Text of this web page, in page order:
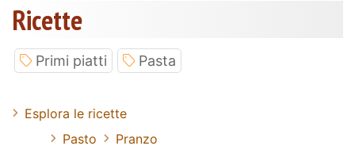
Ricette
Primi piatti Pasta
Esplora le ricette
Pasto
Pranzo